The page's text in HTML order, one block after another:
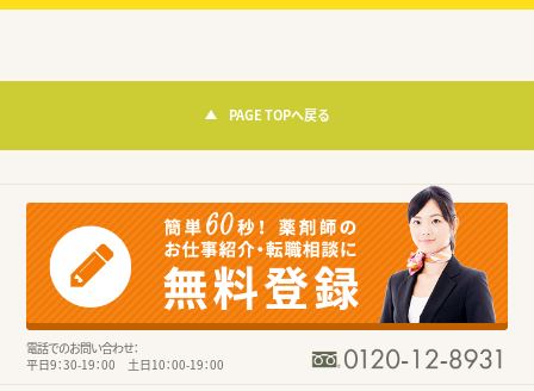
PAGE TOPへ戻る
電話でのお問い合わせ：
平日9：30-19：00 土日10：00-19：00